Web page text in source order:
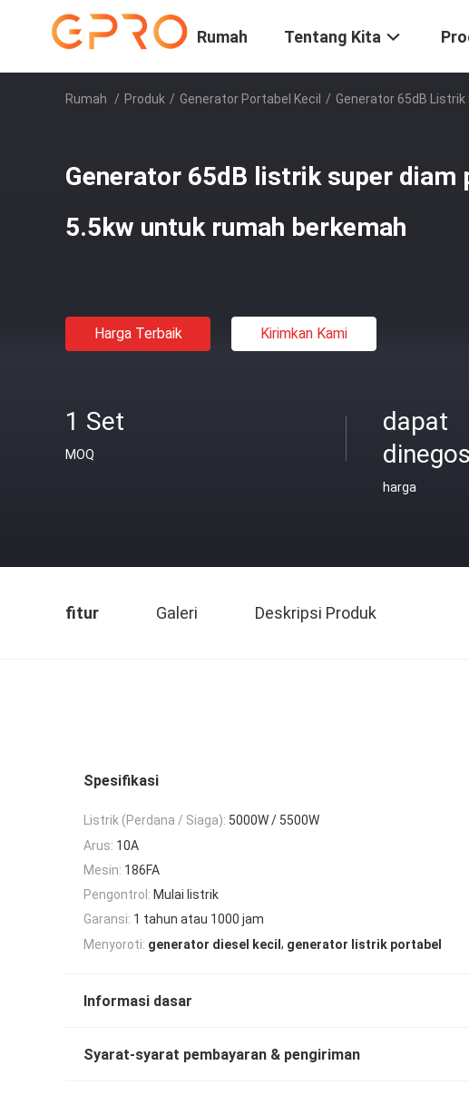
Rumah Tentang Kita
Rumah / Produk / Generator Portabel Kecil / Generator 65dB
Generator 65dB listrik super diam
5.5kw untuk rumah berkemah
Harga Terbaik Kirimkan Kami
1 Set
MOQ
dapat
harga
fitur Galeri Deskripsi Produk
Spesifikasi
Listrik (Perdana / Siaga): 5000W / 5500W
Arus: 10A
Mesin: 186FA
Pengontrol: Mulai listrik
Garansi: 1 tahun atau 1000 jam
Menyoroti: generator diesel kecil , generator listrik portabel
Informasi dasar
Syarat-syarat pembayaran & pengiriman